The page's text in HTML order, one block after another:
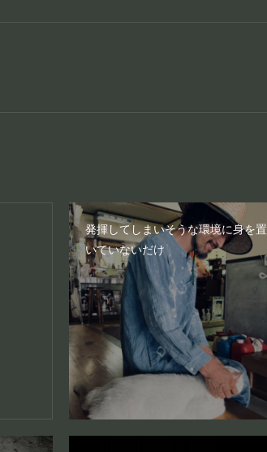
発揮してしまいそうな環境に身を置
いていないだけ